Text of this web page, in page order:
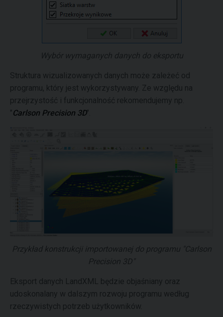
Wybór wymaganych danych do eksportu
Struktura wizualizowanych danych może zależeć od
programu, który jest wykorzystywany. Ze względu na
przejrzystość i funkcjonalność rekomendujemy np.
"Carlson Precision 3D".
Przykład konstrukcji importowanej do programu "Carlson
Precision 3D"
Eksport danych LandXML będzie objaśniany oraz
udoskonalany w dalszym rozwoju programu według
rzeczywistych potrzeb użytkowników.